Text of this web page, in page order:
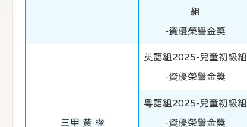
組
-資優榮譽金獎
三甲 黃 楹
英語組2025-兒童初級組
-資優榮譽金獎
粵語組2025-兒童初級組
-資優榮譽金獎